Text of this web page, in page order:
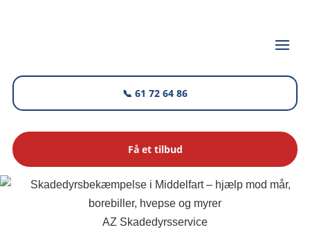
📞 61 72 64 86
Få et tilbud
AZ Skadedyrsservice